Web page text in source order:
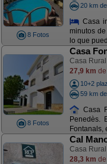
8 Fotos
20 km
Casa
minutos
lo que
8 Fotos
Casa
Casa
27,9 km
10+2
59 km
Casa
Penedès.
Fontanals,
Cal
Casa
28,3 km